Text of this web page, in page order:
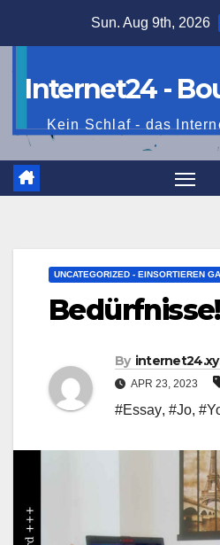
Sun. Aug 9th, 2026
Internet24 -
Kein Schlaf - das
UNCATEGORIZED - EINSORTIEREN
Bedürfnisse!
By
APR 23, 2023
#Essay, #Jo,